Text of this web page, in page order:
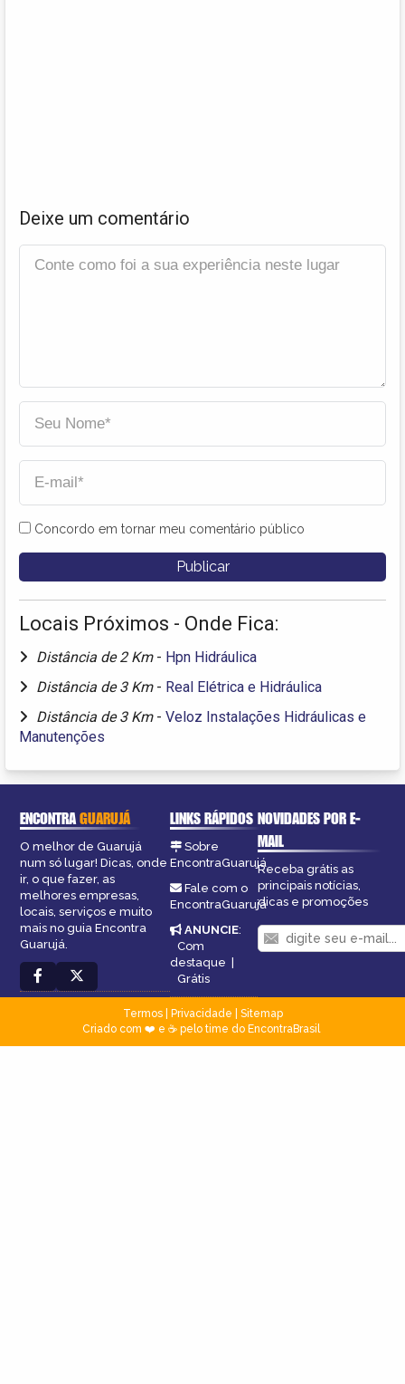
Deixe um comentário
Concordo em tornar meu comentário público
Locais Próximos - Onde Fica:
Distância de 2 Km - Hpn Hidráulica
Distância de 3 Km - Real Elétrica e Hidráulica
Distância de 3 Km - Veloz Instalações Hidráulicas e
Manutenções
ENCONTRAGUARUJÁ
O melhor de Guarujá
num só lugar! Dicas, onde
ir, o que fazer, as
melhores empresas,
locais, serviços e muito
mais no guia Encontra
Guarujá.
LINKS RÁPIDOS
Sobre
EncontraGuarujá
Fale com o
EncontraGuarujá
ANUNCIE:
Com
destaque |
Grátis
NOVIDADES POR E-
MAIL
Receba grátis as
principais notícias,
dicas e promoções
Termos| Privacidade
Sitemap
Criado com ❤️ e ☕ pelo time do EncontraBrasil